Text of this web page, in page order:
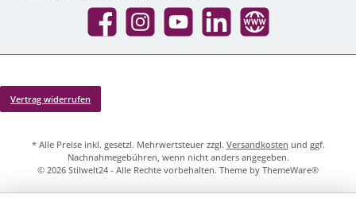
Facebook InstagramYouTube LinkedIn Website
Vertrag widerrufen
* Alle Preise inkl. gesetzl. Mehrwertsteuer zzgl. Versandkosten und ggf.
Nachnahmegebühren, wenn nicht anders angegeben.
© 2026 Stilwelt24 - Alle Rechte vorbehalten. Theme by ThemeWare®